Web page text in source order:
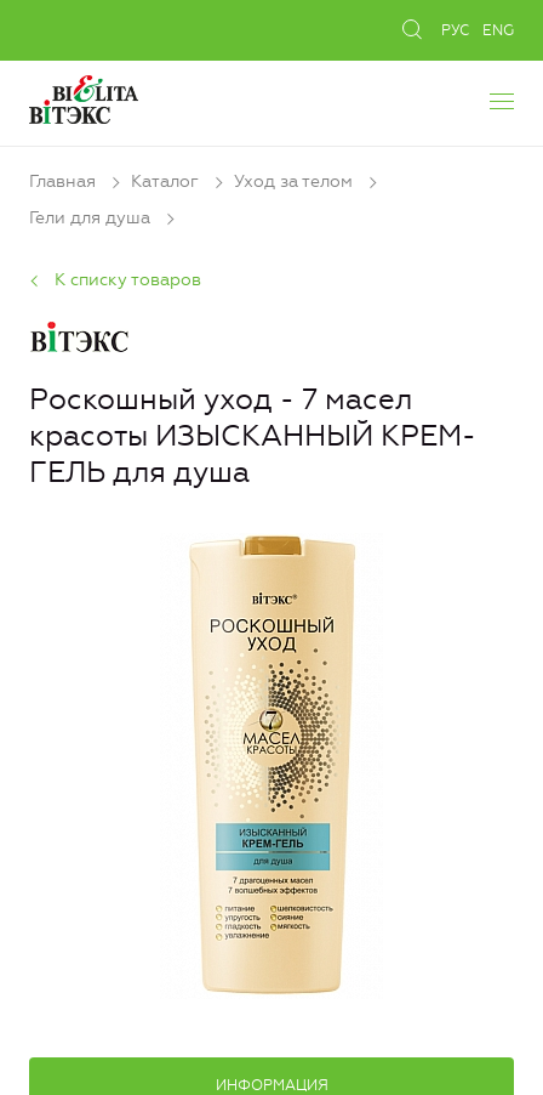
РУС ENG
Главная Каталог
Уход за телом
Гели для душа
К списку товаров
Роскошный уход - 7 масел
красоты ИЗЫСКАННЫЙ КРЕМ-
ГЕЛЬ для душа
ИНФОРМАЦИЯ